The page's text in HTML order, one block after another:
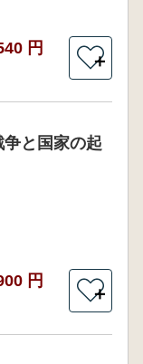
円
＋
争と国家の起
円
＋